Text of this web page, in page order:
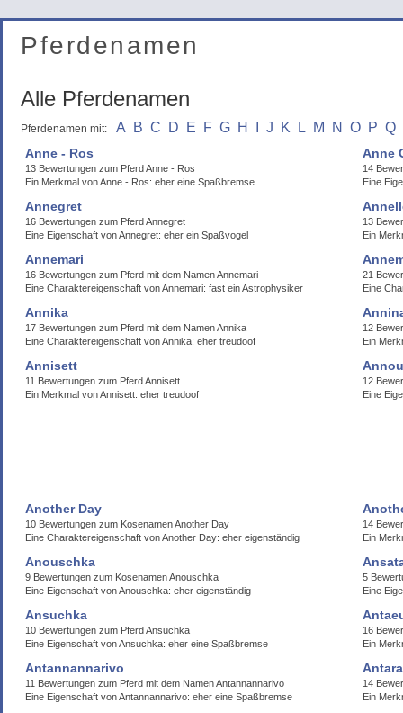
Pferdenamen
Alle Pferdenamen
Pferdenamen mit: A B C D E F G H J K L M N O P Q
Anne - Ros
13 Bewertungen zum Pferd Anne - Ros
Ein Merkmal von Anne - Ros: eher eine Spaßbremse
Anne
14
Eine
Annegret
16 Bewertungen zum Pferd Annegret
Eine Eigenschaft von Annegret: eher ein Spaßvogel
13
Ein
Annemari
16 Bewertungen zum Pferd mit dem Namen Annemari
Eine Charaktereigenschaft von Annemari: fast ein Astrophysiker
21
Eine
Annika
17 Bewertungen zum Pferd mit dem Namen Annika
Eine Charaktereigenschaft von Annika: eher treudoof
12
Ein
Annisett
11 Bewertungen zum Pferd Annisett
Ein Merkmal von Annisett: eher treudoof
12
Eine
Another Day
10 Bewertungen zum Kosenamen Another Day
Eine Charaktereigenschaft von Another Day: eher eigenständig
14
Ein
Anouschka
9 Bewertungen zum Kosenamen Anouschka
Eine Eigenschaft von Anouschka: eher eigenständig
5
Eine
Ansuchka
10 Bewertungen zum Pferd Ansuchka
Eine Eigenschaft von Ansuchka: eher eine Spaßbremse
16
Ein
Antannannarivo
11 Bewertungen zum Pferd mit dem Namen Antannannarivo
Eine Eigenschaft von Antannannarivo: eher eine Spaßbremse
Antara
14
Ein